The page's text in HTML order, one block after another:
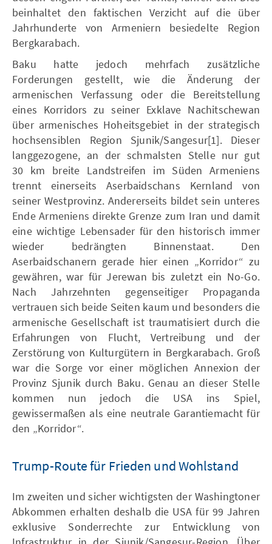
beinhaltet den faktischen Verzicht auf die über
Jahrhunderte von Armeniern besiedelte Region
Bergkarabach.
Baku hatte jedoch mehrfach zusätzliche
Forderungen gestellt, wie die Änderung der
armenischen Verfassung oder die Bereitstellung
eines Korridors zu seiner Exklave Nachitschewan
über armenisches Hoheitsgebiet in der strategisch
hochsensiblen Region Sjunik/Sangesur[1]. Dieser
langgezogene, an der schmalsten Stelle nur gut
30 km breite Landstreifen im Süden Armeniens
trennt einerseits Aserbaidschans Kernland von
seiner Westprovinz. Andererseits bildet sein unteres
Ende Armeniens direkte Grenze zum Iran und damit
eine wichtige Lebensader für den historisch immer
wieder bedrängten Binnenstaat. Den
Aserbaidschanern gerade hier einen „Korridor“ zu
gewähren, war für Jerewan bis zuletzt ein No-Go.
Nach Jahrzehnten gegenseitiger Propaganda
vertrauen sich beide Seiten kaum und besonders die
armenische Gesellschaft ist traumatisiert durch die
Erfahrungen von Flucht, Vertreibung und der
Zerstörung von Kulturgütern in Bergkarabach. Groß
war die Sorge vor einer möglichen Annexion der
Provinz Sjunik durch Baku. Genau an dieser Stelle
kommen nun jedoch die USA ins Spiel,
gewissermaßen als eine neutrale Garantiemacht für
den „Korridor“.
Trump-Route für Frieden und Wohlstand
Im zweiten und sicher wichtigsten der Washingtoner
Abkommen erhalten deshalb die USA für 99 Jahren
exklusive Sonderrechte zur Entwicklung von